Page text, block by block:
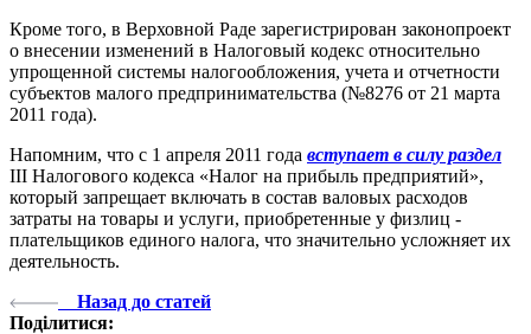
Кроме того, в Верховной Раде зарегистрирован законопроект
о внесении изменений в Налоговый кодекс относительно
упрощенной системы налогообложения, учета и отчетности
субъектов малого предпринимательства (№8276 от 21 марта
2011 года).
Напомним, что с 1 апреля 2011 года вступает в силу раздел
ІІІ Налогового кодекса «Налог на прибыль предприятий»,
который запрещает включать в состав валовых расходов
затраты на товары и услуги, приобретенные у физлиц -
плательщиков единого налога, что значительно усложняет их
деятельность.
Назад до статей
Поділитися: